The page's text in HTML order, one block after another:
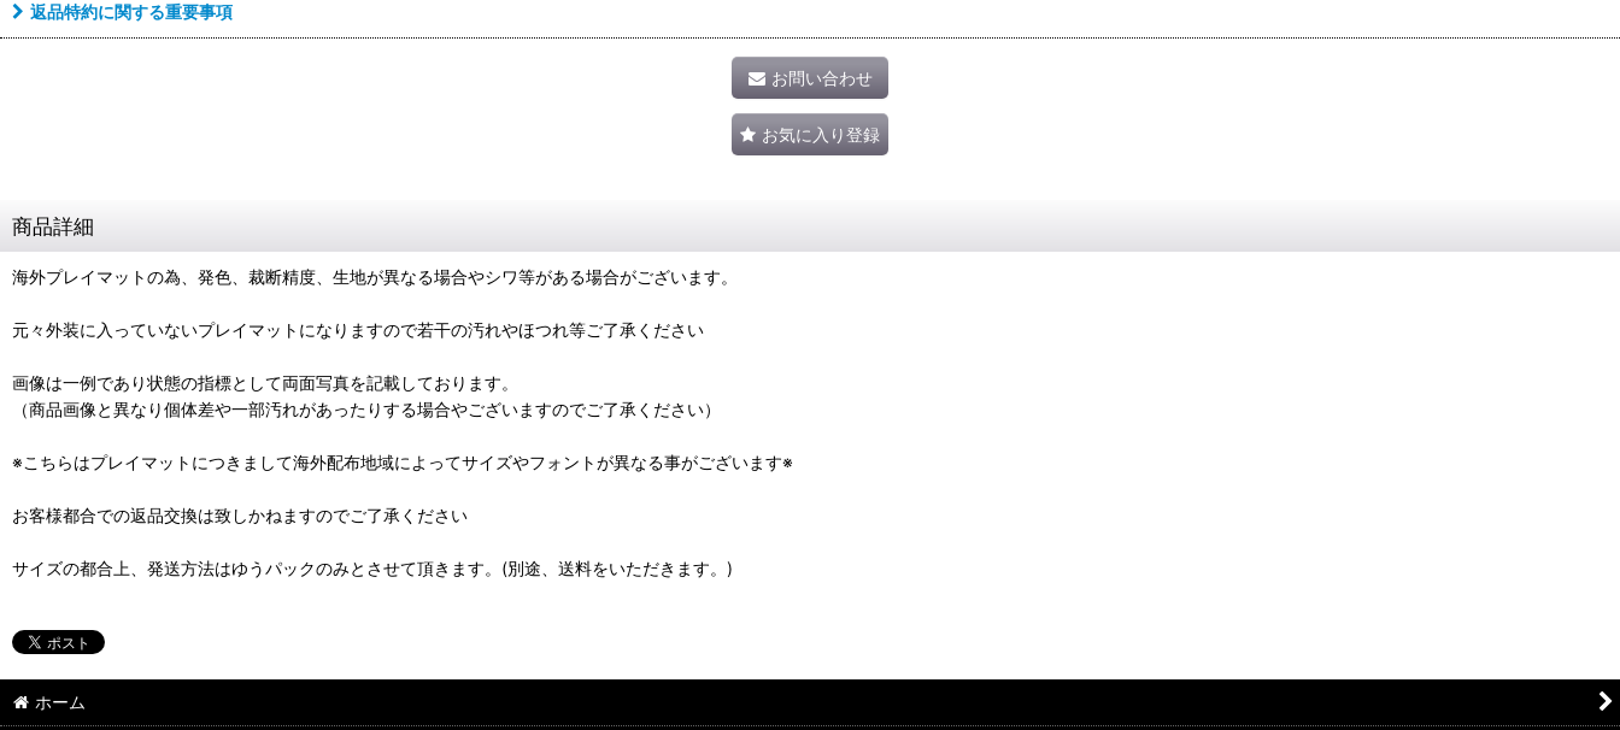
返品特約に関する重要事項
お問い合わせ
お気に入り登録
商品詳細
海外プレイマットの為、発色、裁断精度、生地が異なる場合やシワ等がある場合がございます。
元々外装に入っていないプレイマットになりますので若干の汚れやほつれ等ご了承ください
画像は一例であり状態の指標として両面写真を記載しております。
（商品画像と異なり個体差や一部汚れがあったりする場合やございますのでご了承ください）
※こちらはプレイマットにつきまして海外配布地域によってサイズやフォントが異なる事がございます※
お客様都合での返品交換は致しかねますのでご了承ください
サイズの都合上、発送方法はゆうパックのみとさせて頂きます。(別途、送料をいただきます。)
ホーム